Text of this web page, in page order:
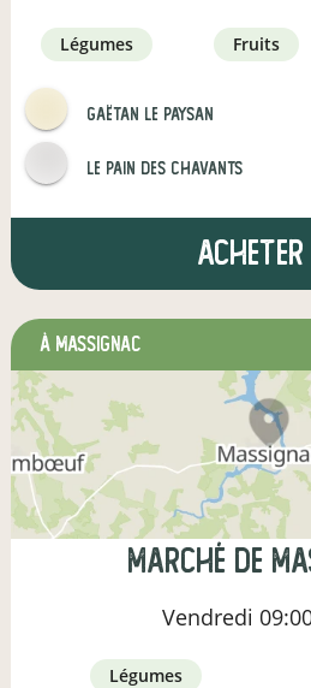
légumes fruits
Gaëtan le paysan
Le pain des Chavants
Acheter
à Massignac
Marché de
Vendredi
légumes